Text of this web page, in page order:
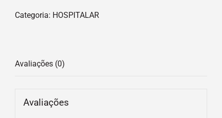
Categoria: HOSPITALAR
Avaliações (0)
Avaliações